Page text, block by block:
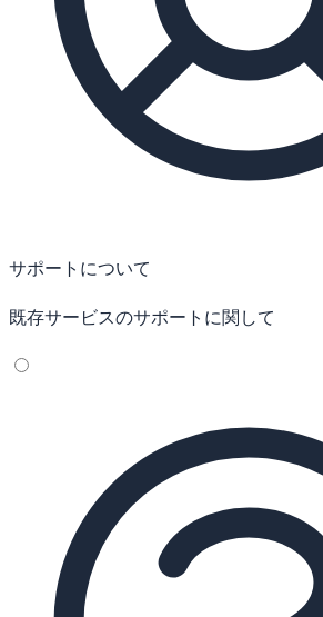
サポートについて
既存サービスのサポートに関して